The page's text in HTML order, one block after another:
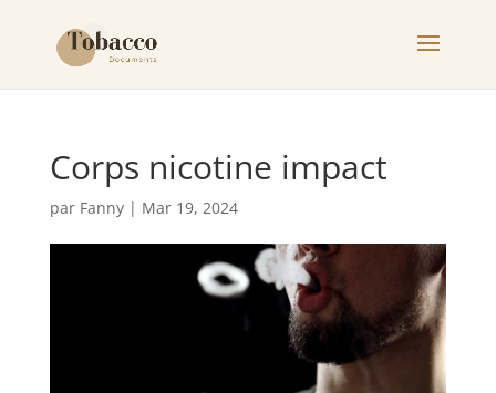
Corps nicotine impact
par Fanny| Mar 19, 2024